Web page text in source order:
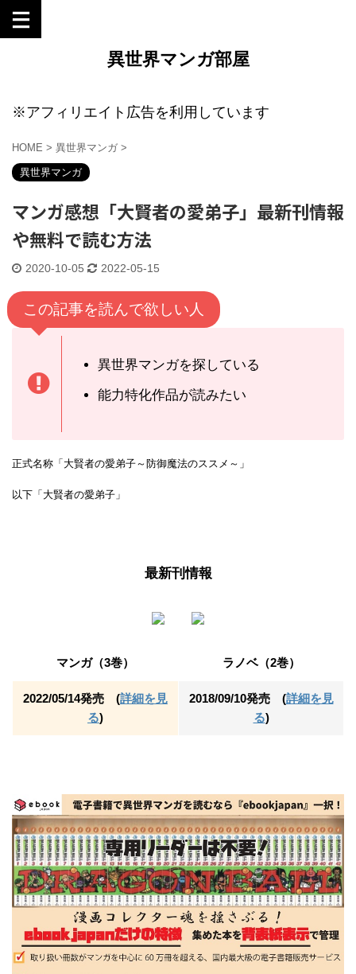
異世界マンガ部屋
※アフィリエイト広告を利用しています
HOME > 異世界マンガ >
異世界マンガ
マンガ感想「大賢者の愛弟子」最新刊情報
や無料で読む方法
2020-10-05 2022-05-15
この記事を読んで欲しい人
異世界マンガを探している
能力特化作品が読みたい
正式名称「大賢者の愛弟子～防御魔法のススメ～」
以下「大賢者の愛弟子」
最新刊情報
マンガ（3巻） ラノベ（2巻）
2022/05/14発売 (詳細を見
る)
2018/09/10発売 (詳細を見
る)